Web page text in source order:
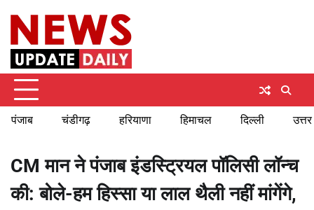
content
पंजाब चंडीगढ़ हरियाणा हिमाचल दिल्ली
CM मान ने पंजाब इंडस्ट्रियल पॉलिसी लॉन्च
की: बोले-हम हिस्सा या लाल थैली नहीं मांगेंगे,